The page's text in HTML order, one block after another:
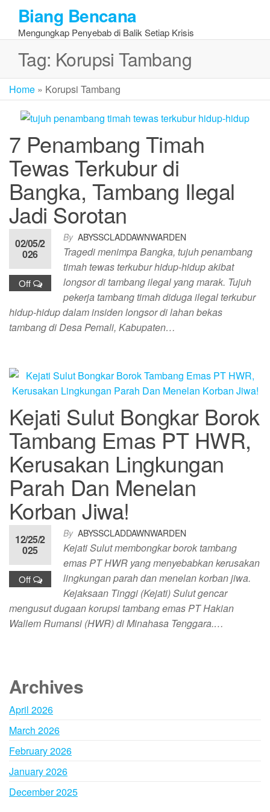
the
content
Biang Bencana
Mengungkap Penyebab di Balik Setiap Krisis
Tag: Korupsi Tambang
Home » Korupsi Tambang
7 Penambang Timah
Tewas Terkubur di
Bangka, Tambang Ilegal
Jadi Sorotan
By ABYSSCLADDAWNWARDEN
02/05/2
026
Off
Tragedi menimpa Bangka, tujuh penambang
timah tewas terkubur hidup-hidup akibat
longsor di tambang ilegal yang marak. Tujuh
pekerja tambang timah diduga ilegal terkubur
hidup-hidup dalam insiden longsor di lahan bekas
tambang di Desa Pemali, Kabupaten…
Kejati Sulut Bongkar Borok
Tambang Emas PT HWR,
Kerusakan Lingkungan
Parah Dan Menelan
Korban Jiwa!
By ABYSSCLADDAWNWARDEN
12/25/2
025
Off
Kejati Sulut membongkar borok tambang
emas PT HWR yang menyebabkan kerusakan
lingkungan parah dan menelan korban jiwa.
Kejaksaan Tinggi (Kejati) Sulut gencar
mengusut dugaan korupsi tambang emas PT Hakian
Wallem Rumansi (HWR) di Minahasa Tenggara.…
Archives
April 2026
March 2026
February 2026
January 2026
December 2025